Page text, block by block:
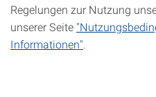
Regelungen zur Nutzung
unserer Seite
Informationen"